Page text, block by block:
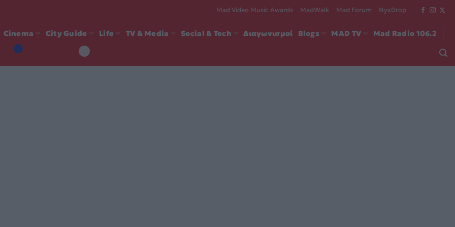
Mad Video Music Awards MadWalk Mad Forum NyxDrop
Cinema City Guide Life TV & Media Social & Tech Διαγωνισμοί Blogs MAD TV Mad Radio 106.2